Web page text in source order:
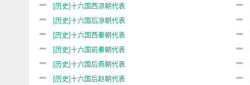
[历史]十六国西凉朝代表
[历史]十六国后凉朝代表
[历史]十六国西秦朝代表
[历史]十六国前秦朝代表
[历史]十六国后燕朝代表
[历史]十六国后赵朝代表